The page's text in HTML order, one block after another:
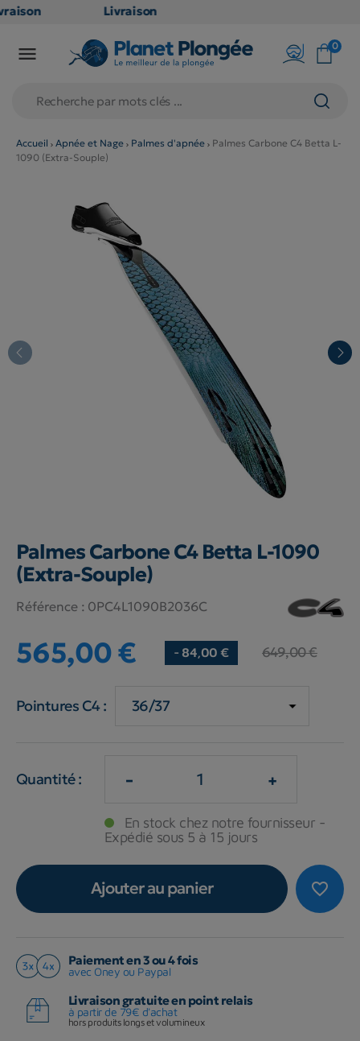
Livraison
en point
79€
(hors
produits
volumineux
: non
éligibles)
 0
Accueil Apnée et Nage Palmes d'apnée
Palmes Carbone C4 Betta L-
1090 (Extra-Souple)
Palmes Carbone C4 Betta L-1090
(Extra-Souple)
Référence : 0PC4L1090B2036C
565,00 € - 84,00 € 649,00 €
Pointures C4 :
Quantité : - +
En stock chez notre fournisseur -
Expédié sous 5 à 15 jours
favorite_border
Ajouter au panier
Paiement en 3 ou 4 fois
avec Oney ou Paypal
Livraison gratuite en point relais
à partir de 79€ d'achat
hors produits longs et volumineux